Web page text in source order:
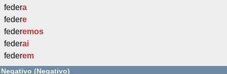
federa
federe
federemos
federai
federem
Negativo (Negativo)